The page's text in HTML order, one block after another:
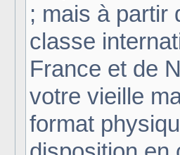
; mais à partir
classe
France et de
votre vieille
format